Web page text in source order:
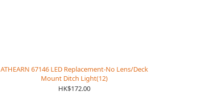
ATHEARN 67146 LED Replacement-No Lens/Deck
Mount Ditch Light(12)
HK$172.00